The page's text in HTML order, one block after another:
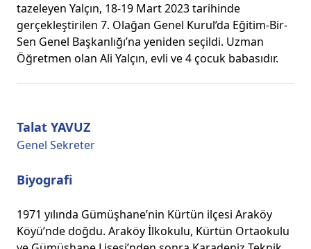
tazeleyen Yalçın, 18-19 Mart 2023 tarihinde
gerçekleştirilen 7. Olağan Genel Kurul’da Eğitim-Bir-
Sen Genel Başkanlığı’na yeniden seçildi. Uzman
Öğretmen olan Ali Yalçın, evli ve 4 çocuk babasıdır.
Talat YAVUZ
Genel Sekreter
Biyografi
1971 yılında Gümüşhane’nin Kürtün ilçesi Araköy
Köyü’nde doğdu. Araköy İlkokulu, Kürtün Ortaokulu